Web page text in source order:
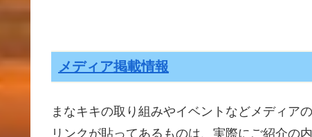
メディア掲載情報
まなキキの取り組みやイベントなどメディア
リンクが貼ってあるものは、実際にご紹介の